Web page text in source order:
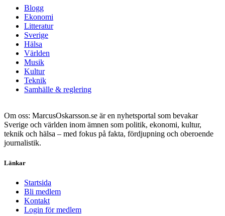
Blogg
Ekonomi
Litteratur
Sverige
Hälsa
Världen
Musik
Kultur
Teknik
Samhälle & reglering
Om oss: MarcusOskarsson.se är en nyhetsportal som bevakar
Sverige och världen inom ämnen som politik, ekonomi, kultur,
teknik och hälsa – med fokus på fakta, fördjupning och oberoende
journalistik.
Länkar
Startsida
Bli medlem
Kontakt
Login för medlem